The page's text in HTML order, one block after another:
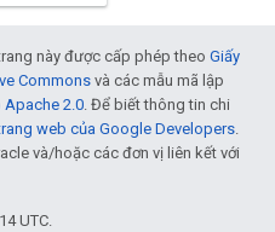
này được cấp phép theo Giấy
Commons và các mẫu mã lập
Apache 2.0. Để biết thông tin chi
web của Google Developers.
và/hoặc các đơn vị liên kết với
UTC.